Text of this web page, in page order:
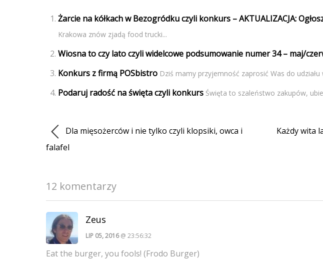
Żarcie na kółkach w Bezogródku czyli konkurs – AKTUALIZACJA:
Krakowa znów zjadą food trucki...
Wiosna to czy lato czyli widelcowe podsumowanie numer 34 – maj/
Konkurs z firmą POSbistro Dziś mamy przyjemność zaprosić Was do
Podaruj radość na święta czyli konkurs Święta to szaleństwo zakupów,
Dla mięsożerców i nie tylko czyli klopsiki, owca i
falafel
Każdy wita
12 komentarzy
Zeus
LIP 05, 2016@ 23:56:32
Eat the burger, you fools! (Frodo Burger)